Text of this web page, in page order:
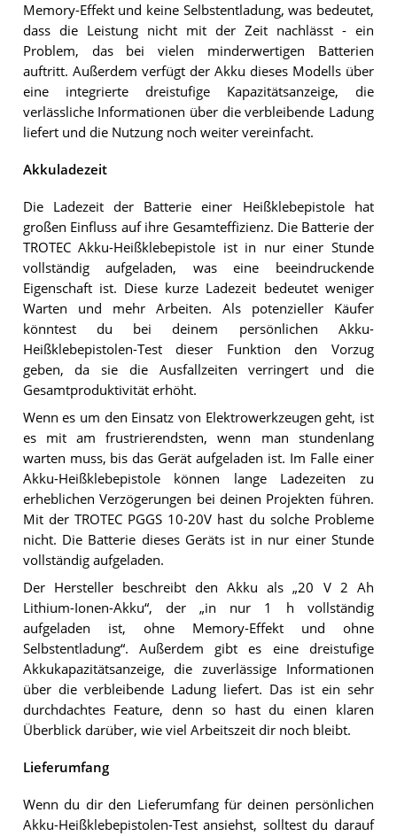
Memory-Effekt und keine Selbstentladung, was bedeutet,
dass die Leistung nicht mit der Zeit nachlässt - ein
Problem, das bei vielen minderwertigen Batterien
auftritt. Außerdem verfügt der Akku dieses Modells über
eine integrierte dreistufige Kapazitätsanzeige, die
verlässliche Informationen über die verbleibende Ladung
liefert und die Nutzung noch weiter vereinfacht.
Akkuladezeit
Die Ladezeit der Batterie einer Heißklebepistole hat
großen Einfluss auf ihre Gesamteffizienz. Die Batterie der
TROTEC Akku-Heißklebepistole ist in nur einer Stunde
vollständig aufgeladen, was eine beeindruckende
Eigenschaft ist. Diese kurze Ladezeit bedeutet weniger
Warten und mehr Arbeiten. Als potenzieller Käufer
könntest du bei deinem persönlichen Akku-
Heißklebepistolen-Test dieser Funktion den Vorzug
geben, da sie die Ausfallzeiten verringert und die
Gesamtproduktivität erhöht.
Wenn es um den Einsatz von Elektrowerkzeugen geht, ist
es mit am frustrierendsten, wenn man stundenlang
warten muss, bis das Gerät aufgeladen ist. Im Falle einer
Akku-Heißklebepistole können lange Ladezeiten zu
erheblichen Verzögerungen bei deinen Projekten führen.
Mit der TROTEC PGGS 10-20V hast du solche Probleme
nicht. Die Batterie dieses Geräts ist in nur einer Stunde
vollständig aufgeladen.
Der Hersteller beschreibt den Akku als „20 V 2 Ah
Lithium-Ionen-Akku“, der „in nur 1 h vollständig
aufgeladen ist, ohne Memory-Effekt und ohne
Selbstentladung“. Außerdem gibt es eine dreistufige
Akkukapazitätsanzeige, die zuverlässige Informationen
über die verbleibende Ladung liefert. Das ist ein sehr
durchdachtes Feature, denn so hast du einen klaren
Überblick darüber, wie viel Arbeitszeit dir noch bleibt.
Lieferumfang
Wenn du dir den Lieferumfang für deinen persönlichen
Akku-Heißklebepistolen-Test ansiehst, solltest du darauf